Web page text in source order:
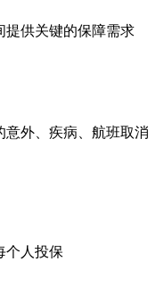
提供关键的保障需求
外、疾病、航班取消
个人投保